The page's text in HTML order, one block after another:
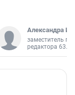
Александра
заместитель
редактора 63.RU